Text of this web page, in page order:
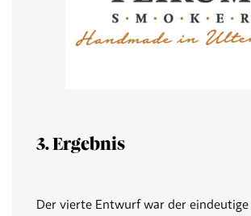
3. Ergebnis
Der vierte Entwurf war der